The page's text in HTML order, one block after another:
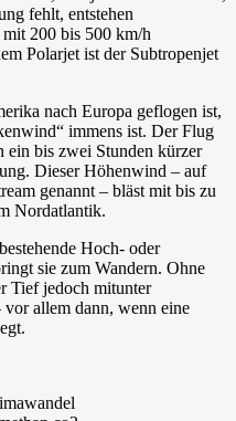
fehlt, entstehen
200 bis 500 km/h
Polarjet ist der Subtropenjet
nach Europa geflogen ist,
immens ist. Der Flug
ein bis zwei Stunden kürzer
Dieser Höhenwind – auf
genannt – bläst mit bis zu
Nordatlantik.
Hoch- oder
sie zum Wandern. Ohne
Tief jedoch mitunter
allem dann, wenn eine